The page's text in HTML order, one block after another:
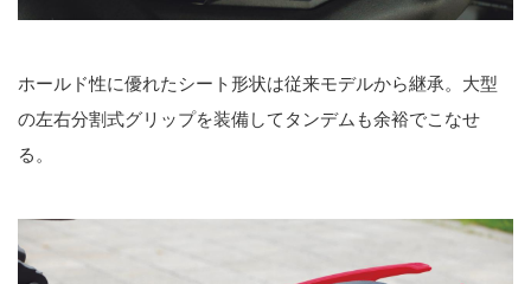
ホールド性に優れたシート形状は従来モデルから継承。大型
の左右分割式グリップを装備してタンデムも余裕でこなせ
る。